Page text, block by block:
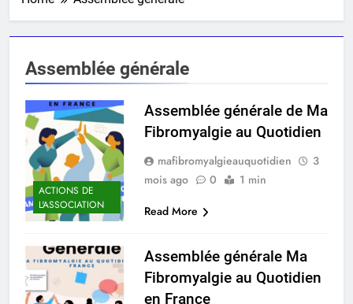
Assemblée générale
ACTIONS DE
L'ASSOCIATION
Assemblée générale de Ma
Fibromyalgie au Quotidien
mafibromyalgieauquotidien
3
mois ago
0
1 min
Read More
Assemblée générale Ma
Fibromyalgie au Quotidien
en France